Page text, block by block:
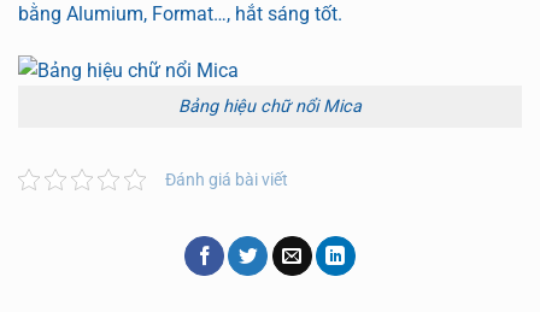
bằng Alumium, Format…, hắt sáng tốt.
Bảng hiệu chữ nổi Mica
Đánh giá bài viết